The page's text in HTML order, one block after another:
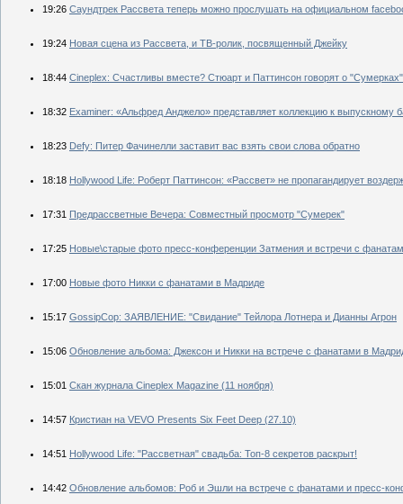
19:26 Саундтрек Рассвета теперь можно прослушать на официальном
19:24 Новая сцена из Рассвета, и ТВ-ролик, посвященный Джейку
18:44 Cineplex: Счастливы вместе? Стюарт и Паттинсон говорят о "Сумерках"
18:32 Examiner: «Альфред Анджело» представляет коллекцию к выпускному
18:23 Defy: Питер Фачинелли заставит вас взять свои слова обратно
18:18 Hollywood Life: Роберт Паттинсон: «Рассвет» не пропагандирует
17:31 Предрассветные Вечера: Совместный просмотр "Сумерек"
17:25 Новые\старые фото пресс-конференции Затмения и встречи с
17:00 Новые фото Никки с фанатами в Мадриде
15:17 GossipCop: ЗАЯВЛЕНИЕ: "Свидание" Тейлора Лотнера и Дианны Агрон
15:06 Обновление альбома: Джексон и Никки на встрече с фанатами в
15:01 Скан журнала Cineplex Magazine (11 ноября)
14:57 Кристиан на VEVO Presents Six Feet Deep (27.10)
14:51 Hollywood Life: "Рассветная" свадьба: Топ-8 секретов раскрыт!
14:42 Обновление альбомов: Роб и Эшли на встрече с фанатами и пресс-